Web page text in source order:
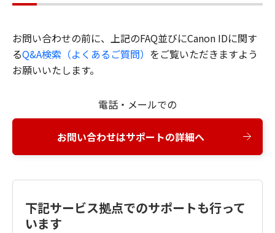
お問い合わせの前に、上記のFAQ並びにCanon IDに関す
るQ&A検索（よくあるご質問） をご覧いただきますよう
お願いいたします。
電話・メールでの
お問い合わせはサポートの詳細へ
下記サービス拠点でのサポートも行って
います